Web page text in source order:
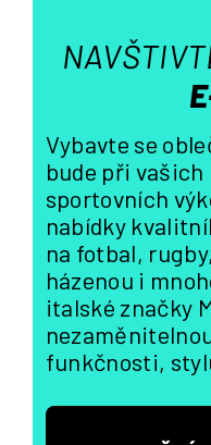
Vybavte se
bude při
sportovních
nabídky
na fotbal,
házenou i
italské značky
funkčnosti,